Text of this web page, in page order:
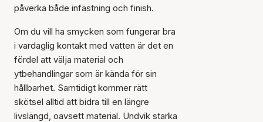
påverka både infästning och finish.
Om du vill ha smycken som fungerar bra
i vardaglig kontakt med vatten är det en
fördel att välja material och
ytbehandlingar som är kända för sin
hållbarhet. Samtidigt kommer rätt
skötsel alltid att bidra till en längre
livslängd, oavsett material. Undvik starka